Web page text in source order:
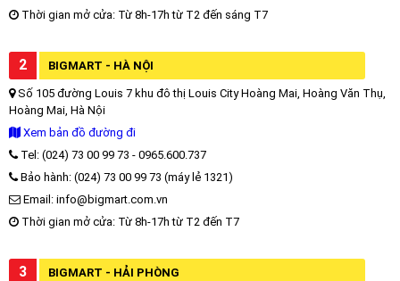
Thời gian mở cửa: Từ 8h-17h từ T2 đến sáng T7
2 BIGMART - HÀ NỘI
Số 105 đường Louis 7 khu đô thị Louis City Hoàng Mai, Hoàng Văn Thụ,
Hoàng Mai, Hà Nội
Xem bản đồ đường đi
Tel: (024) 73 00 99 73 - 0965.600.737
Bảo hành: (024) 73 00 99 73 (máy lẻ 1321)
Email: info@bigmart.com.vn
Thời gian mở cửa: Từ 8h-17h từ T2 đến T7
3 BIGMART - HẢI PHÒNG